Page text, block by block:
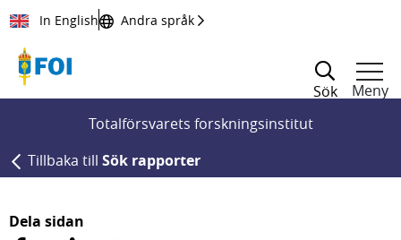
Till innehållet
In English Andra språk
Sök
Meny
Totalförsvarets forskningsinstitut
Tillbaka till Sök rapporter
Dela sidan